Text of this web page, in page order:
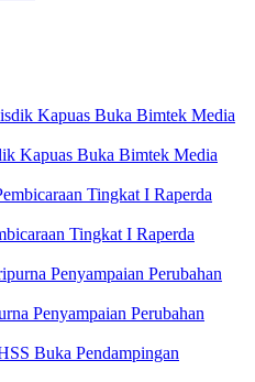
Kapuas Buka Bimtek Media
Tingkat I Raperda
Penyampaian Perubahan